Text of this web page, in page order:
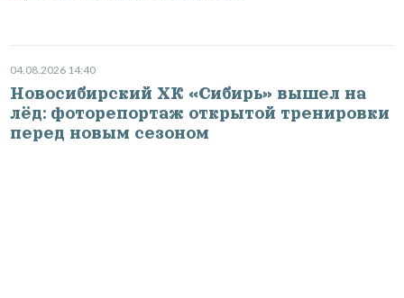
04.08.2026 14:40
Новосибирский ХК «Сибирь» вышел на
лёд: фоторепортаж открытой тренировки
перед новым сезоном